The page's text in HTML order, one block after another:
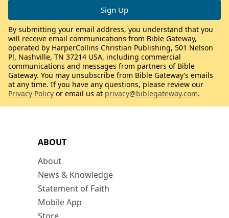
ABOUT
About
News & Knowledge
Statement of Faith
Mobile App
By submitting your email address, you understand that you
will receive email communications from Bible Gateway,
operated by HarperCollins Christian Publishing, 501 Nelson
Pl, Nashville, TN 37214 USA, including commercial
communications and messages from partners of Bible
Gateway. You may unsubscribe from Bible Gateway’s emails
at any time. If you have any questions, please review our
Privacy Policy or email us at privacy@biblegateway.com.